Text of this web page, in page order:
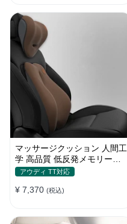
マッサージクッション 人間工
学 高品質 低反発メモリーフ
ォーム 疲労回復 車用
アウディ TT対応
¥ 7,370 (税込)